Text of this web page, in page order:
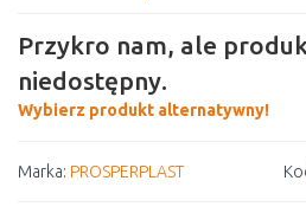
Przykro nam, ale
niedostępny.
Wybierz produkt alternatywny!
Marka: PROSPERPLAST